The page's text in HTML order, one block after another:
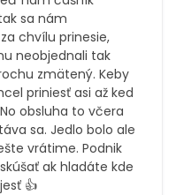
sa nám
chvílu prinesie,
neobjednali tak
zmätený. Keby
priniesť asi až ked
obsluha to včera
sa. Jedlo bolo ale
vrátime. Podnik
ak hladáte kde
👍